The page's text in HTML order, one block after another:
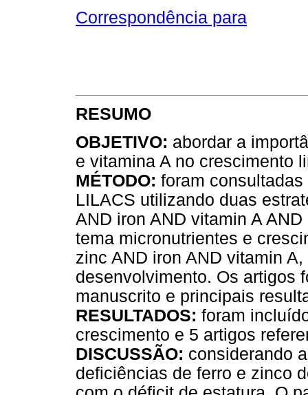
Correspondência para
RESUMO
OBJETIVO: abordar a
e vitamina A no crescimento
MÉTODO: foram
LILACS utilizando duas
AND iron AND vitamin A
tema micronutrientes e
zinc AND iron AND vitamin
desenvolvimento. Os artigos
manuscrito e principais
RESULTADOS: foram
crescimento e 5 artigos
DISCUSSÃO: considerando
deficiências de ferro e zinco